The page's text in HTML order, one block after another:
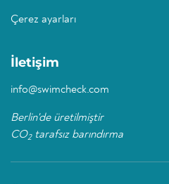
Çerez ayarları
İletişim
info@swimcheck.com
Berlin'de üretilmiştir
CO2tarafsız barındırma